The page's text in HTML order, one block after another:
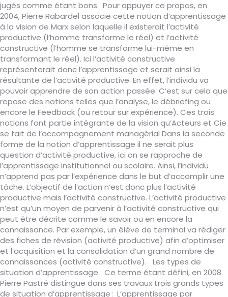
jugés comme étant bons. Pour appuyer ce propos, en
2004, Pierre Rabardel associe cette notion d’apprentissage
à la vision de Marx selon laquelle il existerait l’activité
productive (l’homme transforme le réel) et l’activité
constructive (l’homme se transforme lui-même en
transformant le réel). Ici l’activité constructive
représenterait donc l’apprentissage et serait ainsi la
résultante de l’activité productive. En effet, l’individu va
pouvoir apprendre de son action passée. C’est sur cela que
repose des notions telles que l’analyse, le débriefing ou
encore le Feedback (ou retour sur expérience). Ces trois
notions font partie intégrante de la vision qu’Acteurs et Cie
se fait de l’accompagnement managérial Dans la seconde
forme de la notion d’apprentissage il ne serait plus
question d’activité productive, ici on se rapproche de
l’apprentissage institutionnel ou scolaire. Ainsi, l’individu
n’apprend pas par l’expérience dans le but d’accomplir une
tâche. L’objectif de l’action n’est donc plus l’activité
productive mais l’activité constructive. L’activité productive
n’est qu’un moyen de parvenir à l’activité constructive qui
peut être décrite comme le savoir ou en encore la
connaissance. Par exemple, un élève de terminal va rédiger
des fiches de révision (activité productive) afin d’optimiser
et l’acquisition et la consolidation d’un grand nombre de
connaissances (activité constructive). Les types de
situation d’apprentissage Ce terme étant défini, en 2008
Pierre Pastré distingue dans ses travaux trois grands types
de situation d’apprentissage : L’apprentissage par